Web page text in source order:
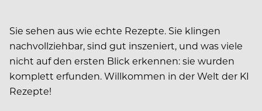
Sie sehen aus wie echte Rezepte. Sie klingen
nachvollziehbar, sind gut inszeniert, und was viele
nicht auf den ersten Blick erkennen: sie wurden
komplett erfunden. Willkommen in der Welt der KI
Rezepte!